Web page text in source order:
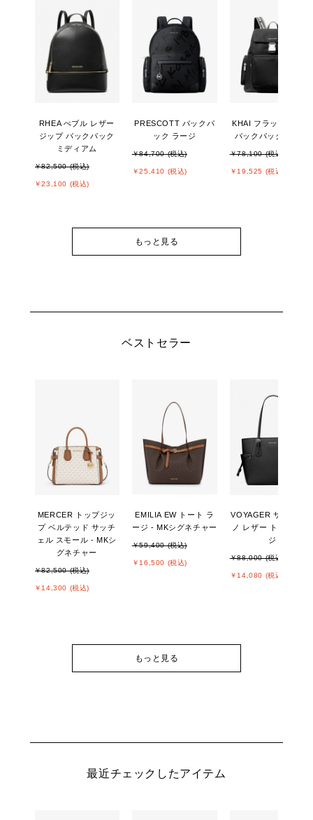
RHEA ぺブル レザー
ジップ バックパック
ミディアム
￥82,500 (税込)
￥23,100 (税込)
PRESCOTT バックパ
ック ラージ
￥84,700 (税込)
￥25,410 (税込)
KHAI フラップ カーゴ
バックパック ラージ
￥78,100 (税込)
￥19,525 (税込)
もっと見る
ベストセラー
MERCER トップジッ
プ ベルテッド サッチ
ェル スモール - MKシ
グネチャー
￥82,500 (税込)
￥14,300 (税込)
EMILIA EW トート ラ
ージ - MKシグネチャー
￥59,400 (税込)
￥16,500 (税込)
VOYAGER サフィア
ノ レザー トート ラー
ジ
￥88,000 (税込)
￥14,080 (税込)
もっと見る
最近チェックしたアイテム